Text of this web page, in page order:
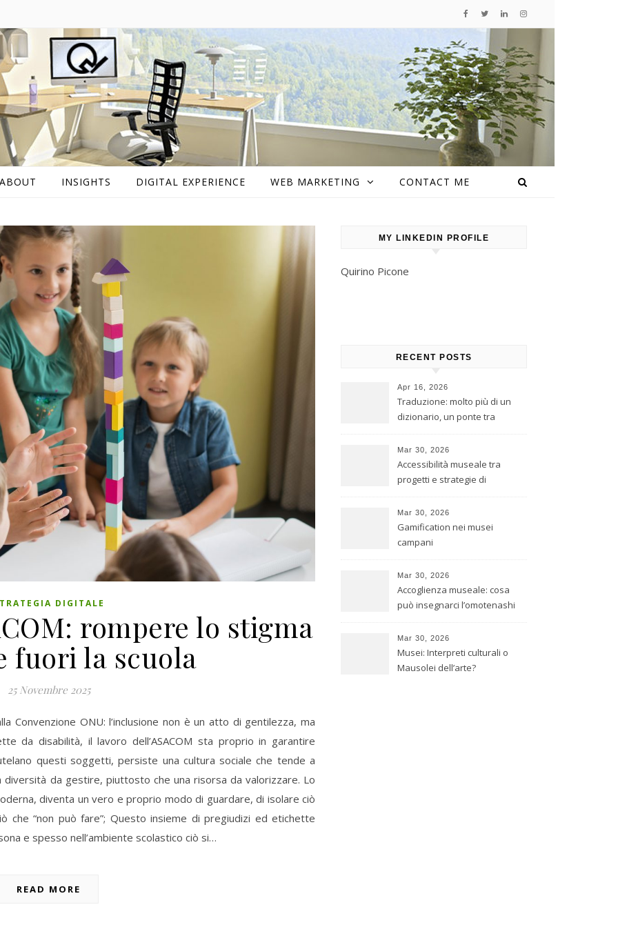
ABOUT INSIGHTS DIGITAL EXPERIENCE WEB MARKETING CONTACT ME
DIGITALE
rompere lo stigma
fuori la scuola
25 Novembre 2025
Convenzione ONU: l’inclusione non è un atto di gentilezza, ma
da disabilità, il lavoro dell’ASACOM sta proprio in garantire
questi soggetti, persiste una cultura sociale che tende a
da gestire, piuttosto che una risorsa da valorizzare. Lo
diventa un vero e proprio modo di guardare, di isolare ciò
che “non può fare”; Questo insieme di pregiudizi ed etichette
e spesso nell’ambiente scolastico ciò si…
READ MORE
MY LINKEDIN PROFILE
Quirino Picone
RECENT POSTS
Apr 16, 2026
Traduzione: molto più di un
dizionario, un ponte tra
Mar 30, 2026
Accessibilità museale tra
progetti e strategie di
Mar 30, 2026
Gamification nei musei
campani
Mar 30, 2026
Accoglienza museale: cosa
può insegnarci l’omotenashi
Mar 30, 2026
Musei: Interpreti culturali o
Mausolei dell’arte?